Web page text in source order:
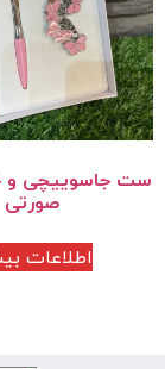
ست جاسوییچی و
صورتی
اطلاعات